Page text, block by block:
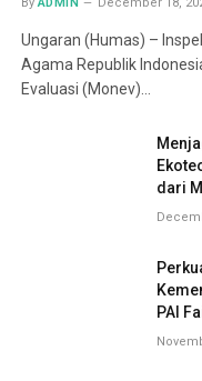
Ungaran (Humas) –
Agama Republik
Evaluasi (Monev)…
dari
PAI